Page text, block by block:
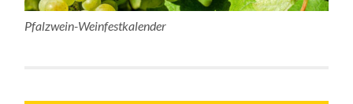
Pfalzwein-Weinfestkalender